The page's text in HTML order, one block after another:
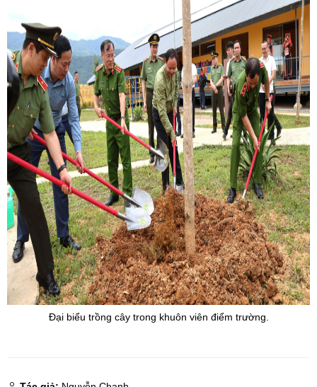
Đại biểu trồng cây trong khuôn viên điểm trường.